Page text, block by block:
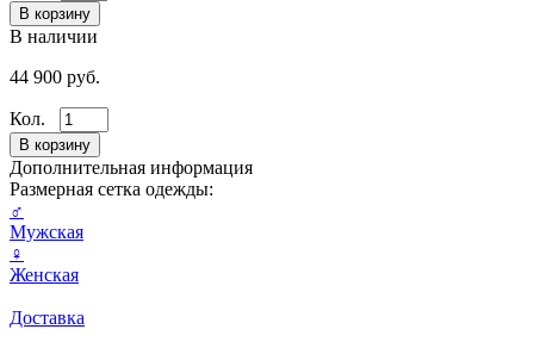
В наличии
44 900 руб.
Кол.
Дополнительная информация
Размерная сетка одежды:
♂
Мужская
♀
Женская
Доставка